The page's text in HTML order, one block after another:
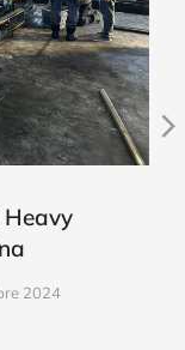
Heavy
2024